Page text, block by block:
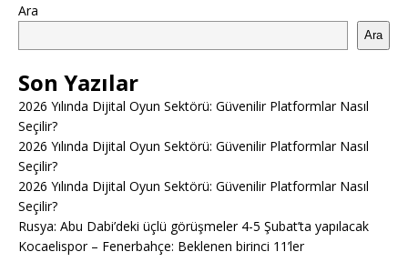
Ara
Ara
Son Yazılar
2026 Yılında Dijital Oyun Sektörü: Güvenilir Platformlar Nasıl
Seçilir?
2026 Yılında Dijital Oyun Sektörü: Güvenilir Platformlar Nasıl
Seçilir?
2026 Yılında Dijital Oyun Sektörü: Güvenilir Platformlar Nasıl
Seçilir?
Rusya: Abu Dabi’deki üçlü görüşmeler 4-5 Şubat’ta yapılacak
Kocaelispor – Fenerbahçe: Beklenen birinci 11’ler